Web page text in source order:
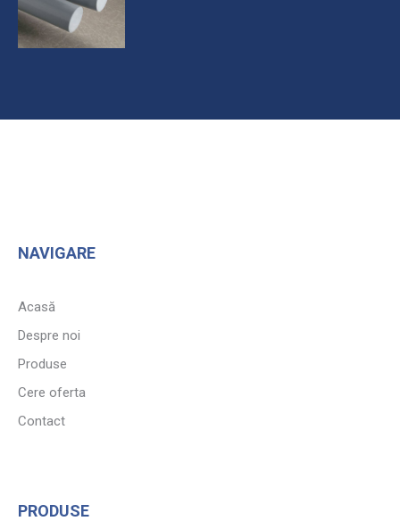
NAVIGARE
Acasă
Despre noi
Produse
Cere oferta
Contact
PRODUSE